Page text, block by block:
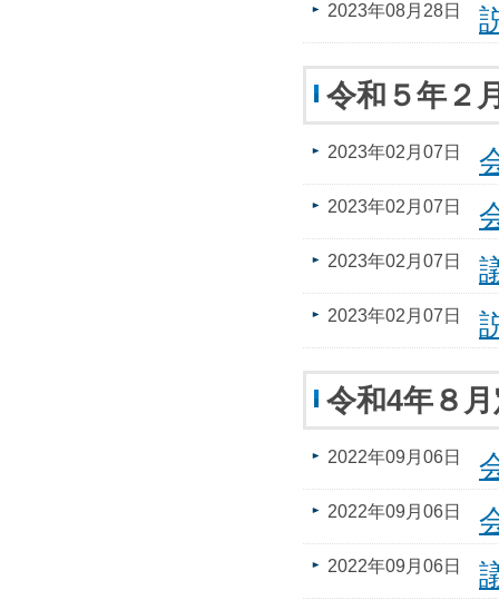
2023年08月28日
令和５年２
2023年02月07日
2023年02月07日
2023年02月07日
2023年02月07日
令和4年８
2022年09月06日
2022年09月06日
2022年09月06日